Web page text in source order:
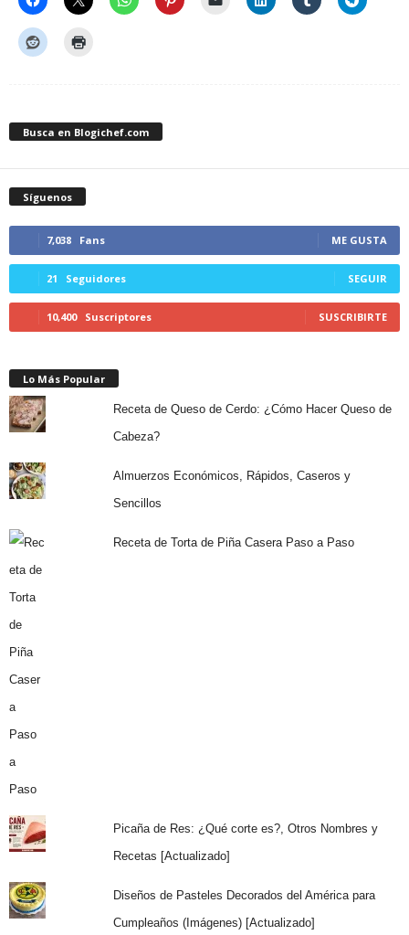
Busca en Blogichef.com
Síguenos
7,038 Fans ME GUSTA
21 Seguidores SEGUIR
10,400 Suscriptores SUSCRIBIRTE
Lo Más Popular
Receta de Queso de Cerdo: ¿Cómo Hacer Queso de
Cabeza?
Almuerzos Económicos, Rápidos, Caseros y
Sencillos
Receta de Torta de Piña Casera Paso a Paso
Picaña de Res: ¿Qué corte es?, Otros Nombres y
Recetas [Actualizado]
Diseños de Pasteles Decorados del América para
Cumpleaños (Imágenes) [Actualizado]